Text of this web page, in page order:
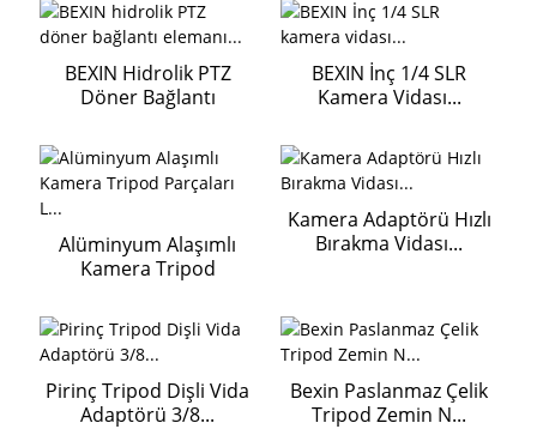
BEXIN Hidrolik PTZ
Döner Bağlantı
BEXIN İnç 1/4 SLR
Kamera Vidası...
Alüminyum Alaşımlı
Kamera Tripod
Kamera Adaptörü Hızlı
Bırakma Vidası...
Pirinç Tripod Dişli Vida
Adaptörü 3/8...
Bexin Paslanmaz Çelik
Tripod Zemin N...